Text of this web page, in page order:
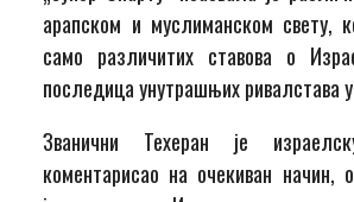
арапском и муслиманском свету,
само различитих ставова о
последица унутрашњих ривалстава у
Званични Техеран је
коментарисао на очекиван начин,